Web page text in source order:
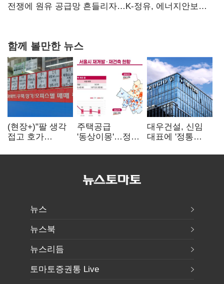
탈환'(종합)
전쟁에 원유 공급망 흔들리자…K-정유, 에너지안보
함께 볼만한 뉴스
(현장+)"팔 생각
접고 호가
똘똘한 한 채'
주택공급
'동상이몽'…정부
없으면 '공수표'
대우건설, 신임
대표에 '정통
부사장 내정
뉴스
뉴스북
뉴스리듬
토마토증권통 Live